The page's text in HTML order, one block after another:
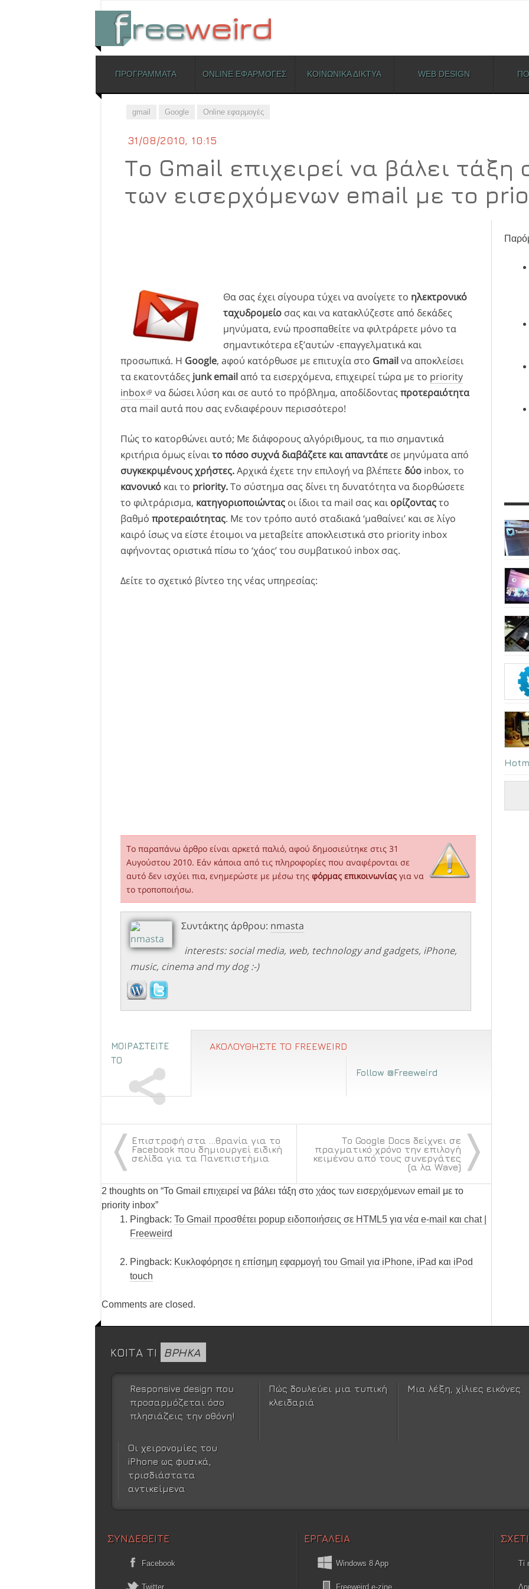
Skip to content
ΠΡΟΓΡΑΜΜΑΤΑ ONLINE ΕΦΑΡΜΟΓΕΣ ΚΟΙΝΩΝΙΚΑ ΔΙΚΤΥΑ WEB DESIGN
gmail Google Online εφαρμογές
31/08/2010, 10:15
Το Gmail επιχειρεί να βάλει τάξη
των εισερχόμενων email με το
Θα σας έχει σίγουρα τύχει να ανοίγετε το ηλεκτρονικό
ταχυδρομείο σας και να κατακλύζεστε από δεκάδες
μηνύματα, ενώ προσπαθείτε να φιλτράρετε μόνο τα
σημαντικότερα εξ’αυτών -επαγγελματικά και
προσωπικά. Η Google, aφού κατόρθωσε με επιτυχία στο Gmailνα αποκλείσει
τα εκατοντάδες junk email από τα εισερχόμενα, επιχειρεί τώρα με το priority
inbox
να δώσει λύση και σε αυτό το πρόβλημα, αποδίδοντας προτεραιότητα
στα mail αυτά που σας ενδιαφέρουν περισσότερο!
Πώς το κατορθώνει αυτό; Με διάφορους αλγόριθμους, τα πιο σημαντικά
κριτήρια όμως είναιτο πόσο συχνά διαβάζετε και απαντάτε σε μηνύματα από
συγκεκριμένους χρήστες.Αρχικά έχετε την επιλογή να βλέπετε δύο inbox, το
κανονικό και το priority.Το σύστημα σας δίνει τη δυνατότητα να διορθώσετε
το φιλτράρισμα, κατηγοριοποιώντας οι ίδιοι τα mail σας καιορίζονταςτο
βαθμό προτεραιότητας. Με τον τρόπο αυτό σταδιακά ‘μαθαίνει’ και σε λίγο
καιρό ίσως να είστε έτοιμοι να μεταβείτε αποκλειστικά στο priority inbox
αφήνοντας οριστικά πίσω το ‘χάος’ του συμβατικού inbox σας.
Δείτε το σχετικό βίντεο της νέας υπηρεσίας:
Το παραπάνω άρθρο είναι αρκετά παλιό, αφού δημοσιεύτηκε στις 31
Αυγούστου 2010. Εάν κάποια από τις πληροφορίες που αναφέρονται σε
αυτό δεν ισχύει πια, ενημερώστε με μέσω της φόρμας επικοινωνίας για να
το τροποποιήσω.
Συντάκτης άρθρου: nmasta
interests: social media, web, technology and gadgets, iPhone,
music, cinema and my dog :-)
ΜΟΙΡΑΣΤΕΙΤΕ
ΤΟ
ΑΚΟΛΟΥΘΗΣΤΕ ΤΟ FREEWEIRD
Follow @Freeweird
〈
Επιστροφή στα …θρανία για το
Facebook που δημιουργεί ειδική
σελίδα για τα Πανεπιστήμια
〉
Το Google Docs δείχνει σε
πραγματικό χρόνο την επιλογή
κειμένου από τους συνεργάτες
(α λα Wave)
2 thoughts on “Το Gmail επιχειρεί να βάλει τάξη στο χάος των εισερχόμενων email με το
priority inbox”
Pingback: Το Gmail προσθέτει popup ειδοποιήσεις σε HTML5 για νέα e-mail και chat |
Freeweird
Pingback: Κυκλοφόρησε η επίσημη εφαρμογή του Gmail για iPhone, iPad και iPod
touch
Comments are closed.
ΚΟΙΤΑ ΤΙ ΒΡΗΚΑ
Responsive design που
προσαρμόζεται όσο
πλησιάζεις την οθόνη!
Πώς δουλεύει μια τυπική
κλειδαριά
Μια λέξη, χίλιες εικόνες
Οι χειρονομίες του
iPhone ως φυσικά,
τρισδιάστατα
αντικείμενα
ΣΥΝΔΕΘΕΙΤΕ
Facebook
Twitter
ΕΡΓΑΛΕΙΑ
Windows 8 App
Freeweird e-zine
Τί